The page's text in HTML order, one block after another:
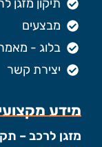
תיקון מזגן
מבצעים
בלוג -
יצירת קשר
מידע
מזגן לרכב –